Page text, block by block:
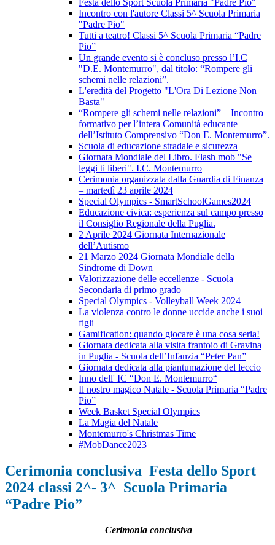
Festa dello Sport Scuola Primaria "Padre Pio"
Incontro con l'autore Classi 5^ Scuola Primaria
"Padre Pio"
Tutti a teatro! Classi 5^ Scuola Primaria “Padre
Pio”
Un grande evento si è concluso presso l’I.C
"D.E. Montemurro", dal titolo: “Rompere gli
schemi nelle relazioni”.
L'eredità del Progetto "L'Ora Di Lezione Non
Basta"
“Rompere gli schemi nelle relazioni” – Incontro
formativo per l’intera Comunità educante
dell’Istituto Comprensivo “Don E. Montemurro”.
Scuola di educazione stradale e sicurezza
Giornata Mondiale del Libro. Flash mob "Se
leggi ti liberi". I.C. Montemurro
Cerimonia organizzata dalla Guardia di Finanza
– martedì 23 aprile 2024
Special Olympics - SmartSchoolGames2024
Educazione civica: esperienza sul campo presso
il Consiglio Regionale della Puglia.
2 Aprile 2024 Giornata Internazionale
dell’Autismo
21 Marzo 2024 Giornata Mondiale della
Sindrome di Down
Valorizzazione delle eccellenze - Scuola
Secondaria di primo grado
Special Olympics - Volleyball Week 2024
La violenza contro le donne uccide anche i suoi
figli
Gamification: quando giocare è una cosa seria!
Giornata dedicata alla visita frantoio di Gravina
in Puglia - Scuola dell’Infanzia “Peter Pan”
Giornata dedicata alla piantumazione del leccio
Inno dell' IC “Don E. Montemurro“
Il nostro magico Natale - Scuola Primaria “Padre
Pio”
Week Basket Special Olympics
La Magia del Natale
Montemurro's Christmas Time
#MobDance2023
Cerimonia conclusiva Festa dello Sport
2024 classi 2^- 3^ Scuola Primaria
“Padre Pio”
Cerimonia conclusiva